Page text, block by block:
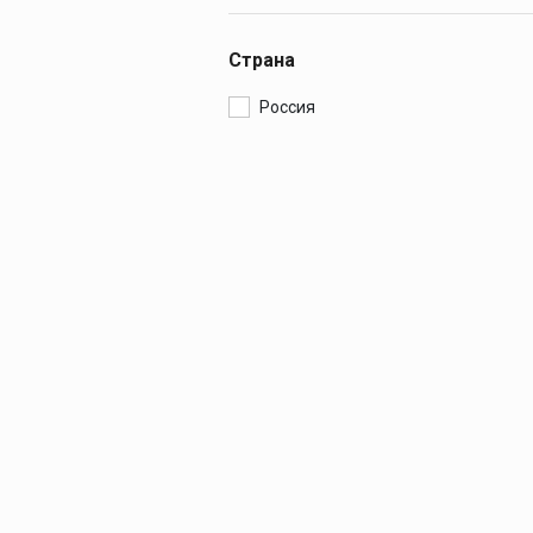
Страна
Россия